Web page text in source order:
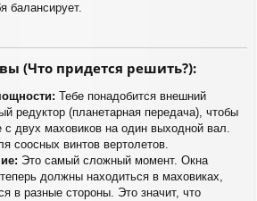
балансирует.
(Что придется решить?):
Тебе понадобится внешний
редуктор (планетарная передача), чтобы
с двух маховиков на один выходной вал.
соосных винтов вертолетов.
Это самый сложный момент. Окна
должны находиться в маховиках,
в разные стороны. Это значит, что